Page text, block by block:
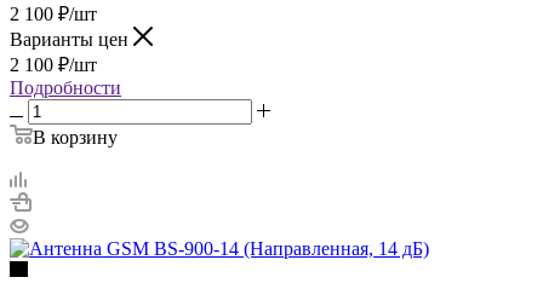
2 100 ₽/шт
Варианты цен
2 100 ₽/шт
Подробности
В корзину